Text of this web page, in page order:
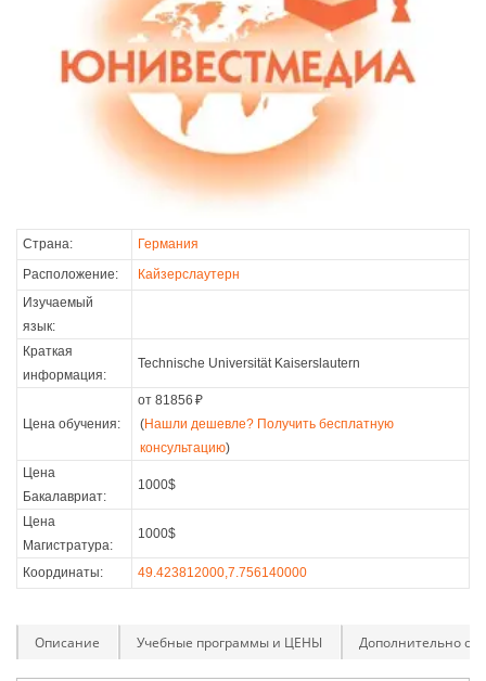
Страна:
Германия
Расположение:
Кайзерслаутерн
Изучаемый
язык:
Краткая
информация:
Technische Universität Kaiserslautern
Цена обучения:
от 81856 ₽
(Нашли дешевле? Получить бесплатную
консультацию)
Цена
Бакалавриат:
1000$
Цена
Магистратура:
1000$
Координаты: 49.423812000,7.756140000
Описание Учебные программы и ЦЕНЫ Дополнительно